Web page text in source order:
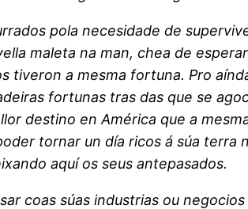
pola necesidade de
maleta na man, chea de
tiveron a mesma fortuna. Pro
fortunas tras das que se
destino en América que a
tornar un día ricos á súa
aquí os seus antepasados.
coas súas industrias ou